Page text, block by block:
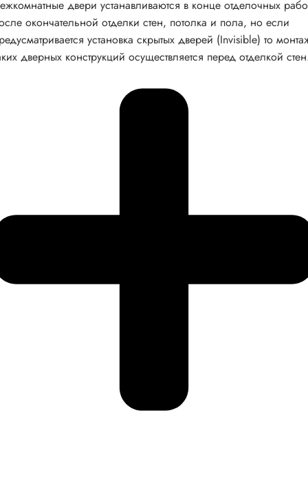
двери устанавливаются в конце отделочных
окончательной отделки стен, потолка и пола, но если
установка скрытых дверей (Invisible) то
дверных конструкций осуществляется перед отделкой